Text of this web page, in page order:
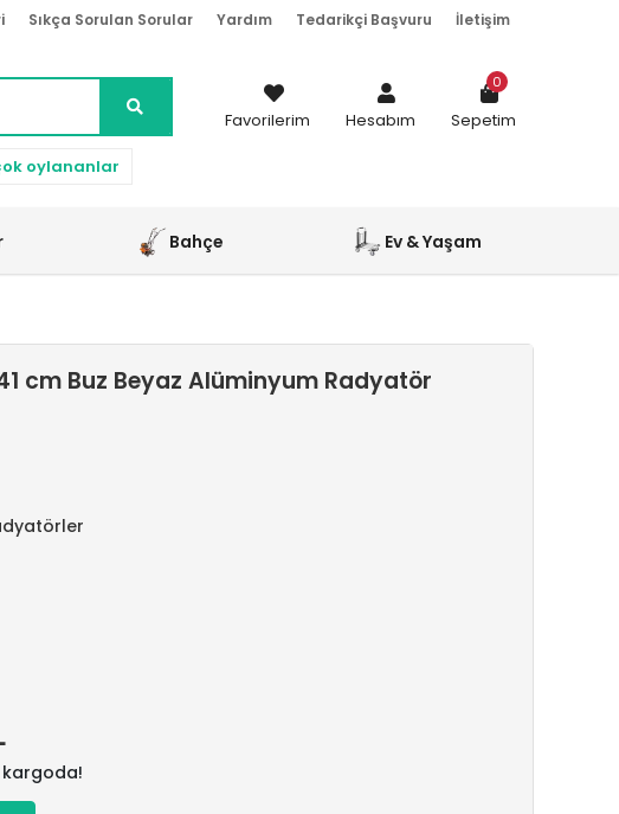
Sıkça Sorulan Sorular Yardım Tedarikçi Başvuru İletişim
oylananlar
Favorilerim Hesabım Sepetim
0
Bahçe Ev & Yaşam
cm Buz Beyaz Alüminyum Radyatör
kargoda!